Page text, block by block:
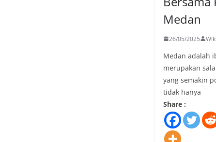
Medan
26/05/2025
Medan adalah
merupakan
yang semakin
tidak hanya
Share :